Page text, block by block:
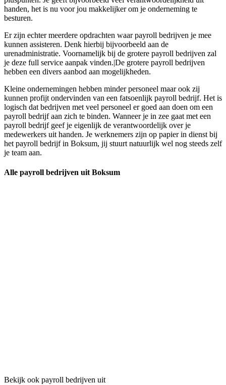
handen, het is nu voor jou makkelijker om je onderneming te
besturen.
Er zijn echter meerdere opdrachten waar payroll bedrijven je mee
kunnen assisteren. Denk hierbij bijvoorbeeld aan de
urenadministratie. Voornamelijk bij de grotere payroll bedrijven zal
je deze full service aanpak vinden.|De grotere payroll bedrijven
hebben een divers aanbod aan mogelijkheden.
Kleine ondernemingen hebben minder personeel maar ook zij
kunnen profijt ondervinden van een fatsoenlijk payroll bedrijf. Het is
logisch dat bedrijven met veel personeel er goed aan doen om een
payroll bedrijf aan zich te binden. Wanneer je in zee gaat met een
payroll bedrijf geef je eigenlijk de verantwoordelijk over je
medewerkers uit handen. Je werknemers zijn op papier in dienst bij
het payroll bedrijf in Boksum, jij stuurt natuurlijk wel nog steeds zelf
je team aan.
Alle payroll bedrijven uit Boksum
Bekijk ook payroll bedrijven uit